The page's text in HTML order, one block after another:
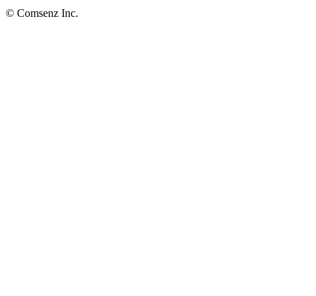
© Comsenz Inc.